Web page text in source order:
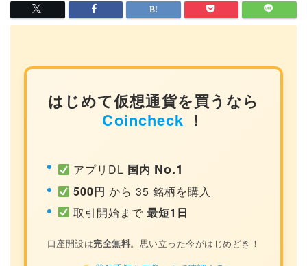
はじめて仮想通貨を買うなら
Coincheck ！
アプリDL 国内 No.1
500円 から 35 銘柄を購入
取引開始まで最短1日
口座開設は完全無料。思い立った今がはじめどき！